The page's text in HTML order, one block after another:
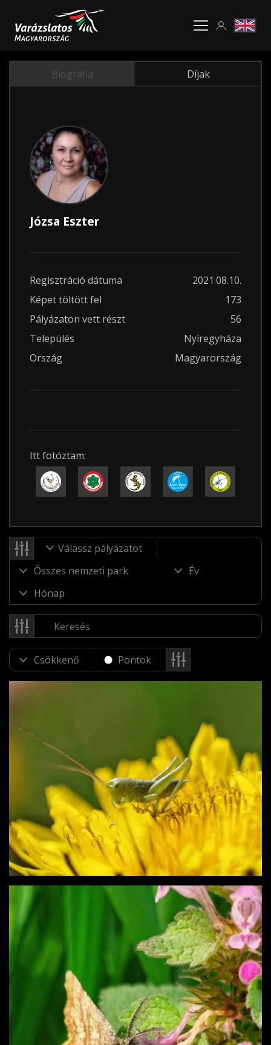
Biográfia Díjak
Józsa Eszter
Regisztráció dátuma
2021.08.10.
Képet töltött fel
173
Pályázaton vett részt
56
Település
Nyíregyháza
Ország
Magyarország
Itt fotóztam:
Válassz pályázatot
Pontok